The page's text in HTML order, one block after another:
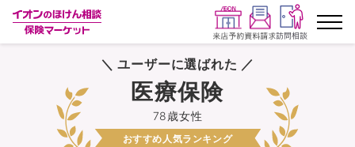
ランキングから探す
保険を比較する
＼ ユーザーに選ばれた ／
78歳女性
医療保険
おすすめ人気ランキング